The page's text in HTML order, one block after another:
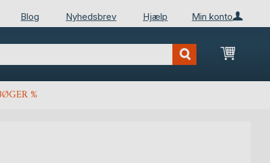
Min konto
Blog Nyhedsbrev Hjælp
Min
%